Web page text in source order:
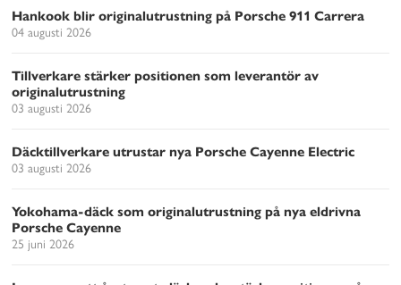
Hankook blir originalutrustning på Porsche 911 Carrera
04 augusti 2026
Tillverkare stärker positionen som leverantör av
originalutrustning
03 augusti 2026
Däcktillverkare utrustar nya Porsche Cayenne Electric
03 augusti 2026
Yokohama-däck som originalutrustning på nya eldrivna
Porsche Cayenne
25 juni 2026